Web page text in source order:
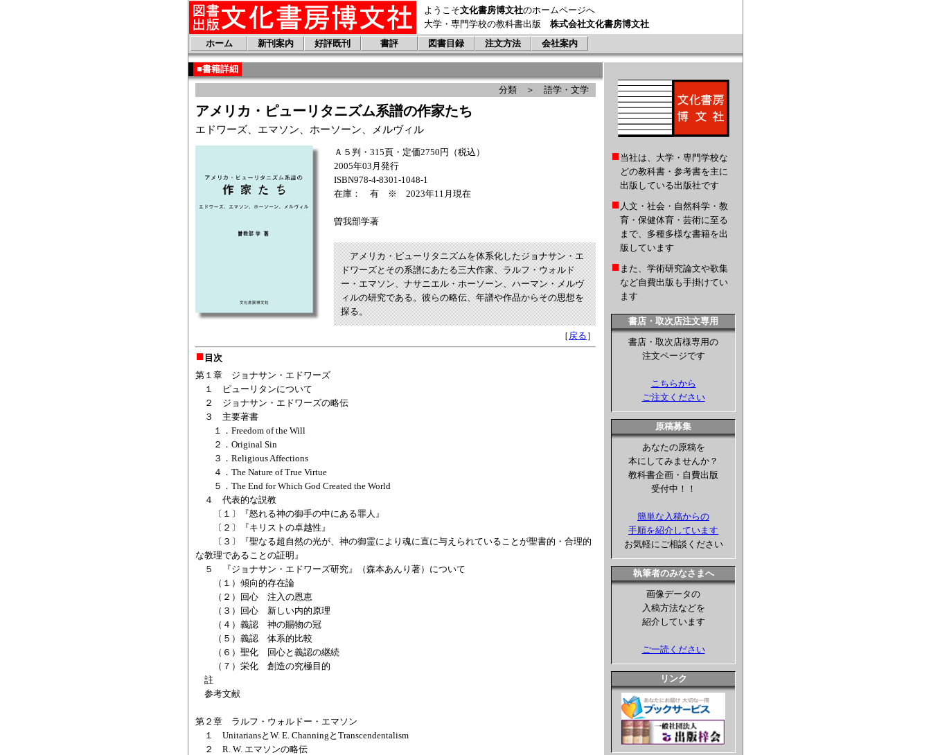
ようこそ文化書房博文社のホームページへ
大学・専門学校の教科書出版 株式会社文化書房博文社
ホーム
新刊案内 好評既刊 書評 図書目録 注文方法 会社案内
■書籍詳細
分類 ＞ 語学・文学
アメリカ・ピューリタニズム系譜の作家たち
エドワーズ、エマソン、ホーソーン、メルヴィル
Ａ５判・315頁・定価2750円（税込）
2005年03月発行
ISBN978-4-8301-1048-1
在庫： 有 ※ 2023年11月現在
曽我部学著
アメリカ・ピューリタニズムを体系化したジョナサン・エ
ドワーズとその系譜にあたる三大作家、ラルフ・ウォルド
ー・エマソン、ナサニエル・ホーソーン、ハーマン・メルヴ
ィルの研究である。彼らの略伝、年譜や作品からその思想を
探る。
［ 戻る ］
目次
第１章 ジョナサン・エドワーズ
１ ピューリタンについて
２ ジョナサン・エドワーズの略伝
３ 主要著書
１．Freedom of the Will
２．Original Sin
３．Religious Affections
４．The Nature of True Virtue
５．The End for Which God Created the World
４ 代表的な説教
〔１〕『怒れる神の御手の中にある罪人』
〔２〕『キリストの卓越性』
〔３〕『聖なる超自然の光が、神の御霊により魂に直に与えられていることが聖書的・合理的
な教理であることの証明』
５ 『ジョナサン・エドワーズ研究』（森本あんり著）について
（１）傾向的存在論
（２）回心 注入の恩恵
（３）回心 新しい内的原理
（４）義認 神の賜物の冠
（５）義認 体系的比較
（６）聖化 回心と義認の継続
（７）栄化 創造の究極目的
註
参考文献
第２章 ラルフ・ウォルドー・エマソン
１ UnitariansとW. E. ChanningとTranscendentalism
２ R. W. エマソンの略伝
当社は、大学・専門学校な
どの教科書・参考書を主に
出版している出版社です
人文・社会・自然科学・教
育・保健体育・芸術に至る
まで、多種多様な書籍を出
版しています
また、学術研究論文や歌集
など自費出版も手掛けてい
ます
書店・取次店注文専用
書店・取次店様専用の
注文ページです
こちらから
ご注文ください
原稿募集
あなたの原稿を
本にしてみませんか？
教科書企画・自費出版
受付中！！
簡単な入稿からの
手順を紹介しています
お気軽にご相談ください
執筆者のみなさまへ
画像データの
入稿方法などを
紹介しています
ご一読ください
リンク